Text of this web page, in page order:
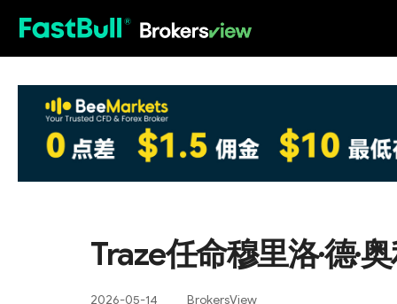
Traze任命穆里洛·德·
2026-05-14 BrokersView